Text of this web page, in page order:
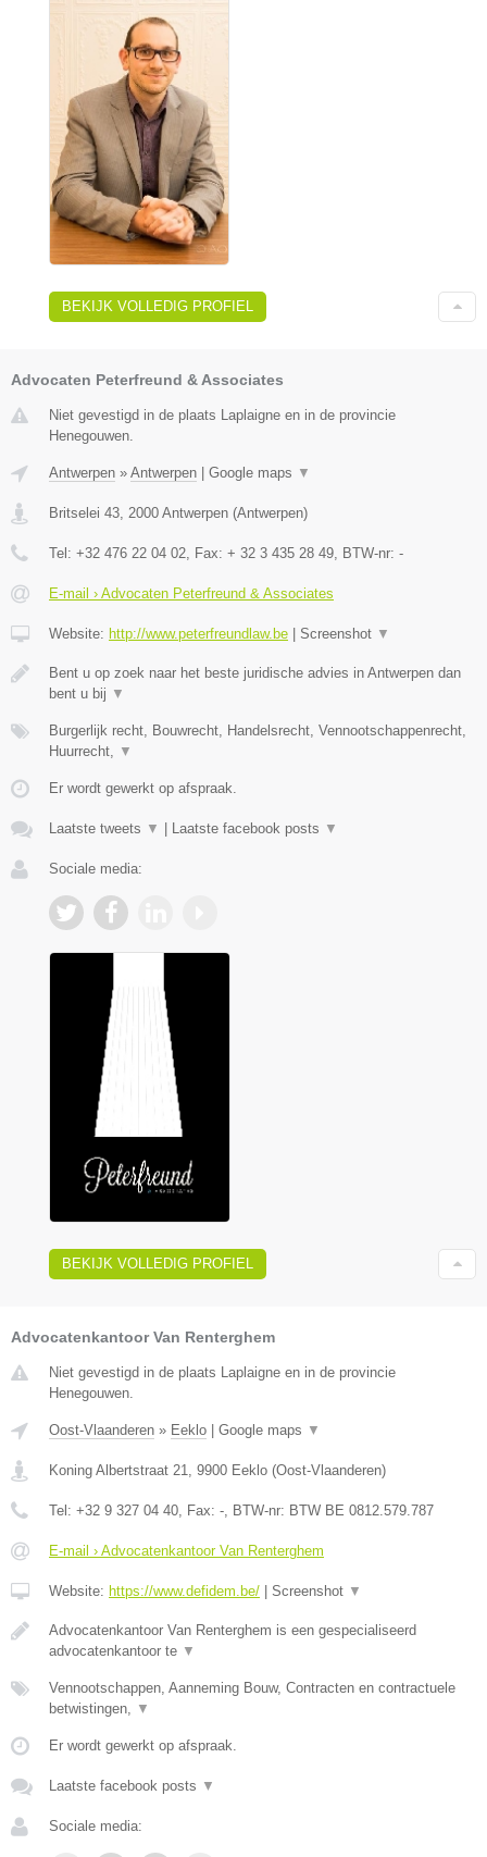
BEKIJK VOLLEDIG PROFIEL
Advocaten Peterfreund & Associates
Niet gevestigd in de plaats Laplaigne en in de provincie
Henegouwen.
Antwerpen » Antwerpen Google maps ▼
Britselei 43 2000 Antwerpen (Antwerpen)
Tel: +32 476 22 04 02 , Fax: + 32 3 435 28 49 , BTW-nr: -
E-mail › Advocaten Peterfreund & Associates
Website: http://www.peterfreundlaw.be Screenshot ▼
Bent u op zoek naar het beste juridische advies in Antwerpen dan
bent u bij ▼
Burgerlijk recht, Bouwrecht, Handelsrecht, Vennootschappenrecht,
Huurrecht,
▼
Er wordt gewerkt op afspraak.
Laatste tweets ▼ Laatste facebook posts ▼
Sociale media:
BEKIJK VOLLEDIG PROFIEL
Advocatenkantoor Van Renterghem
Niet gevestigd in de plaats Laplaigne en in de provincie
Henegouwen.
Oost-Vlaanderen » Eeklo Google maps ▼
Koning Albertstraat 21 9900 Eeklo (Oost-Vlaanderen)
Tel: +32 9 327 04 40 , Fax: - , BTW-nr: BTW BE 0812.579.787
E-mail › Advocatenkantoor Van Renterghem
Website: https://www.defidem.be/ Screenshot ▼
Advocatenkantoor Van Renterghem is een gespecialiseerd
advocatenkantoor te ▼
Vennootschappen, Aanneming Bouw, Contracten en contractuele
betwistingen,
▼
Er wordt gewerkt op afspraak.
Laatste facebook posts ▼
Sociale media: